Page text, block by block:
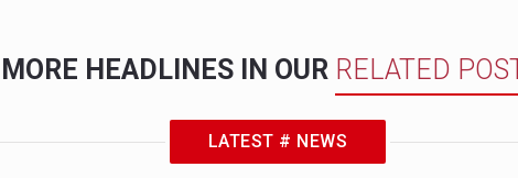
MORE HEADLINES IN OUR RELATED
LATEST # NEWS